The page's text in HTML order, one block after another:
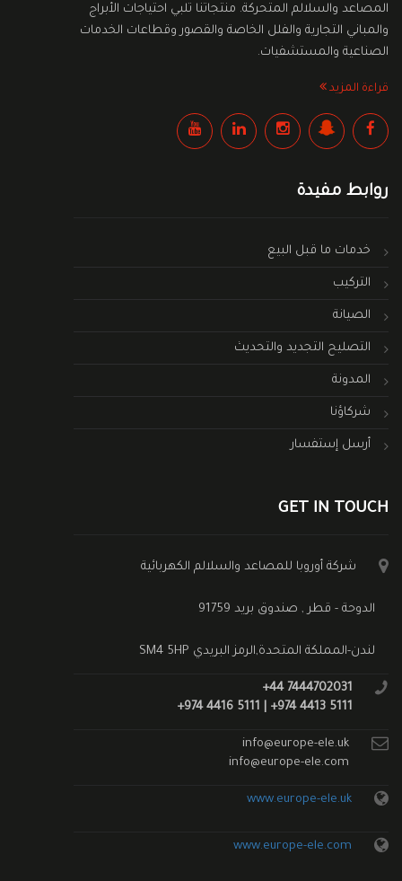
المصاعد والسلالم المتحركة. منتجاتنا تلبي احتياجات الأبراج
والمباني التجارية والفلل الخاصة والقصور وقطاعات الخدمات
الصناعية والمستشفيات.
قراءة المزيد
روابط مفيدة
خدمات ما قبل البيع
التركيب
الصيانة
التصليح التجديد والتحديث
المدونة
شركاؤنا
أرسل إستفسار
GET IN TOUCH
شركة أوروبا للمصاعد والسلالم الكهربائية
الدوحة - قطر , صندوق بريد 91759
لندن-المملكة المتحدة,الرمز البريدي SM4 5HP
+44 7444702031
+974 4416 5111 | +974 4413 5111
info@europe-ele.uk
info@europe-ele.com
www.europe-ele.uk
www.europe-ele.com